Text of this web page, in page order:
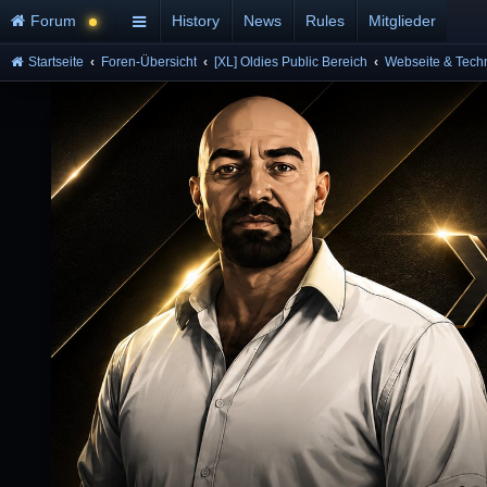
Forum History News Rules Mitglieder
Startseite Foren-Übersicht [XL] Oldies Public Bereich Webseite &